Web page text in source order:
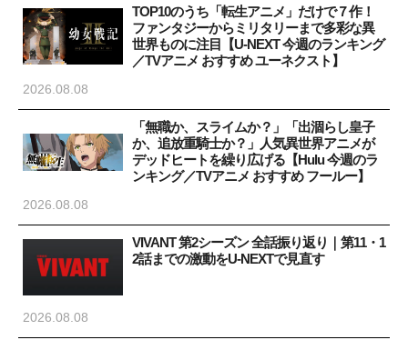
TOP10のうち「転生アニメ」だけで７作！
ファンタジーからミリタリーまで多彩な異
世界ものに注目【U-NEXT 今週のランキング
／TVアニメ おすすめ ユーネクスト】
2026.08.08
「無職か、スライムか？」「出涸らし皇子
か、追放重騎士か？」人気異世界アニメが
デッドヒートを繰り広げる【Hulu 今週のラ
ンキング／TVアニメ おすすめ フールー】
2026.08.08
VIVANT 第2シーズン 全話振り返り｜第11・1
2話までの激動をU-NEXTで見直す
2026.08.08